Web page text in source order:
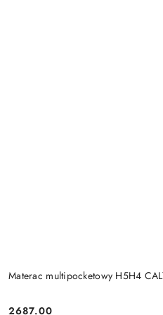
Materac multipocketowy H5H4
2687.00